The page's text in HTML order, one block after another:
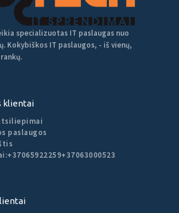
specializuotas IT paslaugas nuo
Kokybiškos IT paslaugos, - iš vienų,
klientai
paslaugos
+37065922259+37063000523